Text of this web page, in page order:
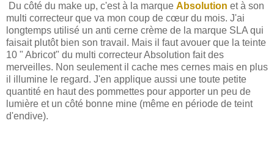
Du côté du make up, c'est à la marque Absolution et à son
multi correcteur que va mon coup de cœur du mois. J'ai
longtemps utilisé un anti cerne crème de la marque SLA qui
faisait plutôt bien son travail. Mais il faut avouer que la teinte
10 " Abricot" du multi correcteur Absolution fait des
merveilles. Non seulement il cache mes cernes mais en plus
il illumine le regard. J'en applique aussi une toute petite
quantité en haut des pommettes pour apporter un peu de
lumière et un côté bonne mine (même en période de teint
d'endive).